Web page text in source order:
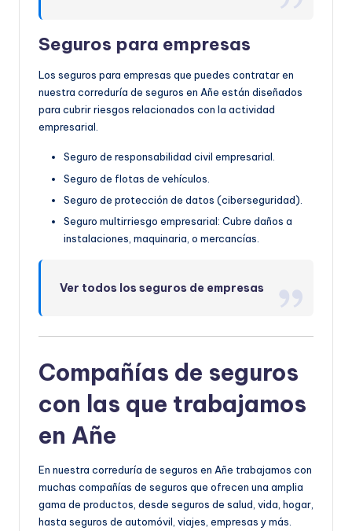
Seguros para empresas
Los seguros para empresas que puedes contratar en
nuestra correduría de seguros en Añe están diseñados
para cubrir riesgos relacionados con la actividad
empresarial.
Seguro de responsabilidad civil empresarial.
Seguro de flotas de vehículos.
Seguro de protección de datos (ciberseguridad).
Seguro multirriesgo empresarial: Cubre daños a
instalaciones, maquinaria, o mercancías.
Ver todos los seguros de empresas
Compañías de seguros
con las que trabajamos
en Añe
En nuestra correduría de seguros en Añe trabajamos con
muchas compañías de seguros que ofrecen una amplia
gama de productos, desde seguros de salud, vida, hogar,
hasta seguros de automóvil, viajes, empresas y más.